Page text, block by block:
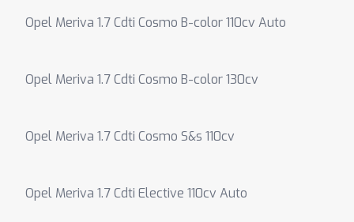
Opel Meriva 1.7 Cdti Cosmo B-color 110cv Auto
Opel Meriva 1.7 Cdti Cosmo B-color 130cv
Opel Meriva 1.7 Cdti Cosmo S&s 110cv
Opel Meriva 1.7 Cdti Elective 110cv Auto